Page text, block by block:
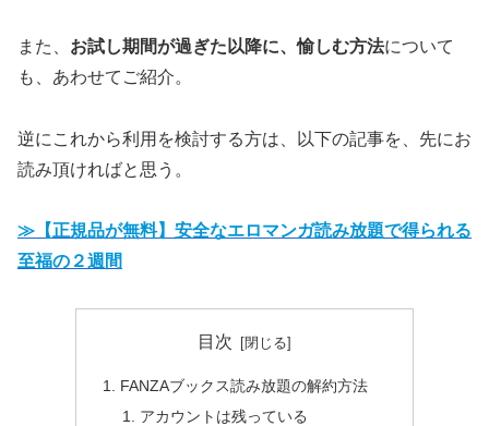
また、 お試し期間が過ぎた以降に、愉しむ方法について
も、あわせてご紹介。
逆にこれから利用を検討する方は、以下の記事を、先にお
読み頂ければと思う。
≫【正規品が無料】安全なエロマンガ読み放題で得られる
至福の２週間
目次
FANZAブックス読み放題の解約方法
アカウントは残っている